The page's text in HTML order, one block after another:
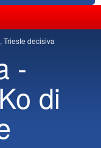
Trieste decisiva
-
di